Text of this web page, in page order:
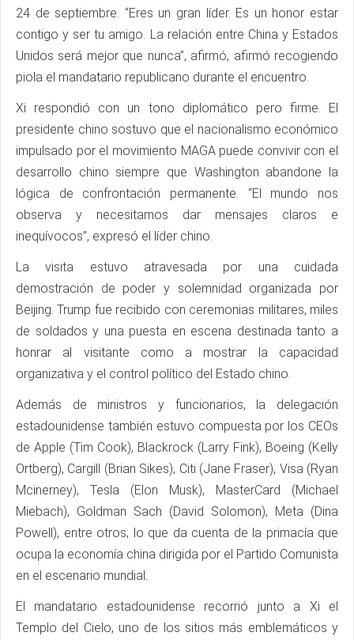
24 de septiembre. “Eres un gran líder. Es un honor estar
contigo y ser tu amigo. La relación entre China y Estados
Unidos será mejor que nunca”, afirmó, afirmó recogiendo
piola el mandatario republicano durante el encuentro.
Xi respondió con un tono diplomático pero firme. El
presidente chino sostuvo que el nacionalismo económico
impulsado por el movimiento MAGA puede convivir con el
desarrollo chino siempre que Washington abandone la
lógica de confrontación permanente. “El mundo nos
observa y necesitamos dar mensajes claros e
inequívocos”, expresó el líder chino.
La visita estuvo atravesada por una cuidada
demostración de poder y solemnidad organizada por
Beijing. Trump fue recibido con ceremonias militares, miles
de soldados y una puesta en escena destinada tanto a
honrar al visitante como a mostrar la capacidad
organizativa y el control político del Estado chino.
Además de ministros y funcionarios, la delegación
estadounidense también estuvo compuesta por los CEOs
de Apple (Tim Cook), Blackrock (Larry Fink), Boeing (Kelly
Ortberg), Cargill (Brian Sikes), Citi (Jane Fraser), Visa (Ryan
Mcinerney), Tesla (Elon Musk), MasterCard (Michael
Miebach), Goldman Sach (David Solomon), Meta (Dina
Powell), entre otros; lo que da cuenta de la primacía que
ocupa la economía china dirigida por el Partido Comunista
en el escenario mundial.
El mandatario estadounidense recorrió junto a Xi el
Templo del Cielo, uno de los sitios más emblemáticos y